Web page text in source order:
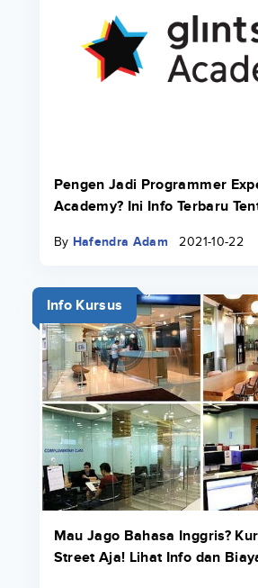
Pengen Jadi Programmer
Academy? Ini Info Terbaru
By Hafendra Adam 2021-10-22
Info Kursus
Mau Jago Bahasa Inggris?
Street Aja! Lihat Info dan